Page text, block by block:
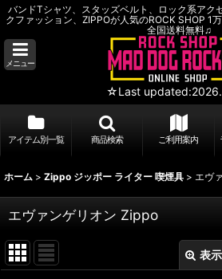
バンドTシャツ、スタッズベルト、ロック系アク
クファッション、ZIPPOが人気のROCK SHOP 1
全国送料無料♫
メニュー
☆Last
アイテム別一覧 商品検索 ご利用案内
ホーム > Zippo ジッポー ライター 喫煙具 > エヴ
エヴァンゲリオン Zippo
表